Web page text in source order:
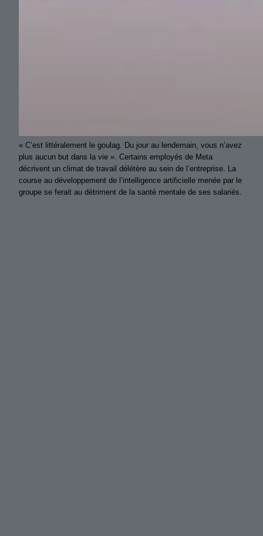
« C’est littéralement le goulag. Du jour au lendemain, vous n’avez
plus aucun but dans la vie ». Certains employés de Meta
décrivent un climat de travail délétère au sein de l’entreprise. La
course au développement de l’intelligence artificielle menée par le
groupe se ferait au détriment de la santé mentale de ses salariés.